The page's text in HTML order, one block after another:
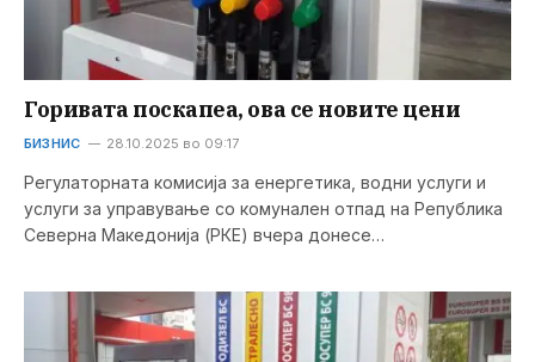
Горивата поскапеа, ова се новите цени
БИЗНИС 28.10.2025 во 09:17
Регулаторната комисија за енергетика, водни услуги и
услуги за управување со комунален отпад на Република
Северна Македонија (РКЕ) вчера донесе…